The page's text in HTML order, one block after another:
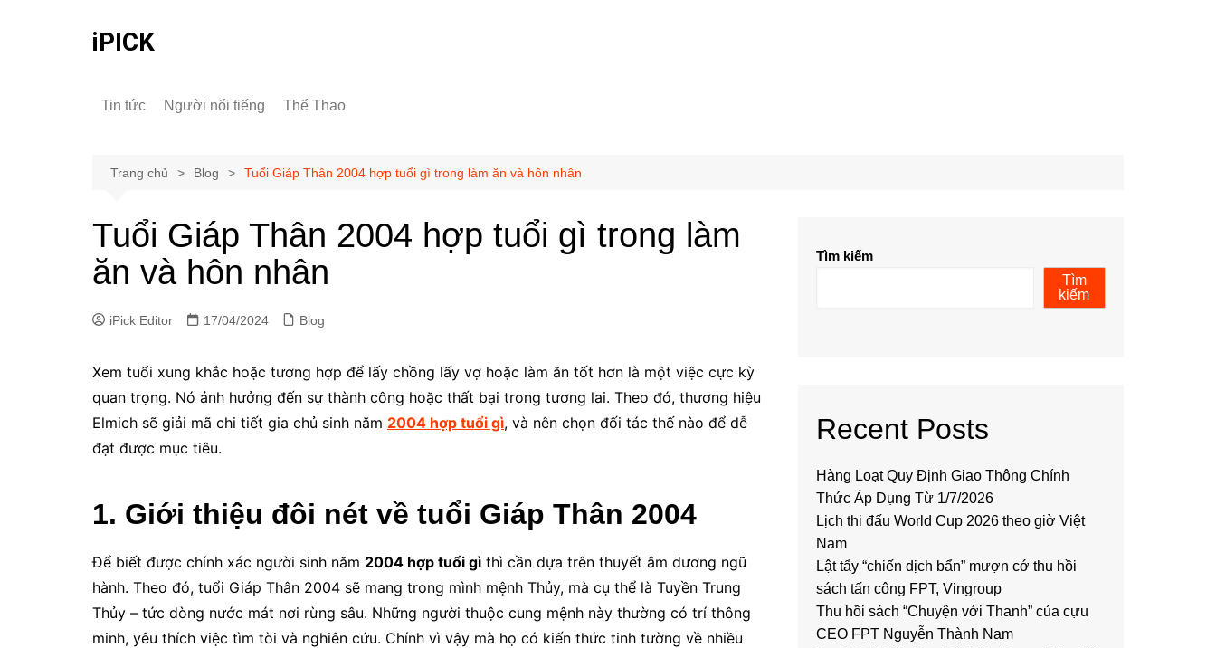
iPICK
Tin tức Người nổi tiếng Thể Thao
Trang chủ Blog Tuổi Giáp Thân 2004 hợp tuổi gì trong làm ăn và hôn nhân
Tuổi Giáp Thân 2004 hợp tuổi gì trong làm
ăn và hôn nhân
iPick Editor 17/04/2024 Blog
Xem tuổi xung khắc hoặc tương hợp để lấy chồng lấy vợ hoặc làm ăn tốt hơn là một việc cực kỳ
quan trọng. Nó ảnh hưởng đến sự thành công hoặc thất bại trong tương lai. Theo đó, thương hiệu
Elmich sẽ giải mã chi tiết gia chủ sinh năm 2004 hợp tuổi gì, và nên chọn đối tác thế nào để dễ
đạt được mục tiêu.
1. Giới thiệu đôi nét về tuổi Giáp Thân 2004
Để biết được chính xác người sinh năm 2004 hợp tuổi gì thì cần dựa trên thuyết âm dương ngũ
hành. Theo đó, tuổi Giáp Thân 2004 sẽ mang trong mình mệnh Thủy, mà cụ thể là Tuyền Trung
Thủy – tức dòng nước mát nơi rừng sâu. Những người thuộc cung mệnh này thường có trí thông
minh, yêu thích việc tìm tòi và nghiên cứu. Chính vì vậy mà họ có kiến thức tinh tường về nhiều
Tìm kiếm
Tìm
kiếm
Recent Posts
Hàng Loạt Quy Định Giao Thông Chính
Thức Áp Dụng Từ 1/7/2026
Lịch thi đấu World Cup 2026 theo giờ Việt
Nam
Lật tẩy “chiến dịch bẩn” mượn cớ thu hồi
sách tấn công FPT, Vingroup
Thu hồi sách “Chuyện với Thanh” của cựu
CEO FPT Nguyễn Thành Nam